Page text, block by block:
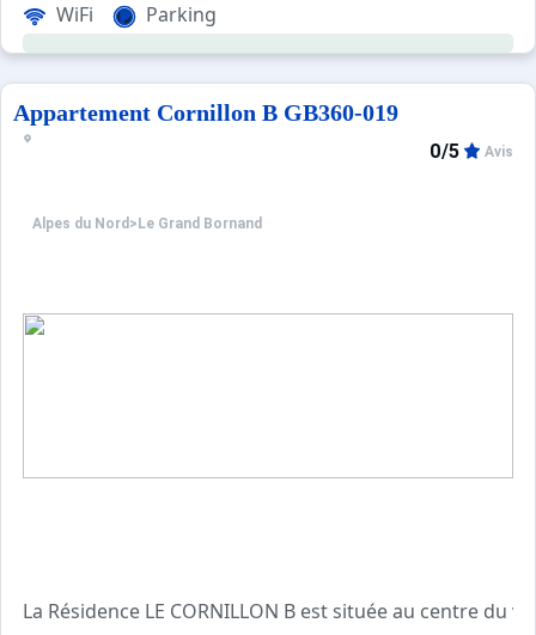
Cet appartement de vacances, au 2ème étage sans
Location classée Meublé de Tourisme 2 étoiles
Choix idéal de location vacances à la montagne, la
Ce secteur offre une vue sur la Chaine des Aravis et
WiFi Parking
Appartement Cornillon B GB360-019
Alpes du Nord > Le Grand Bornand
0/5 Avis
La Résidence LE CORNILLON B est située au centre du